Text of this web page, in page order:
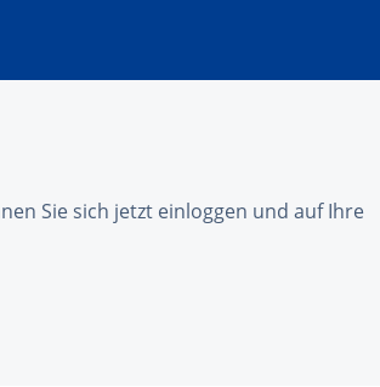
Sie sich jetzt einloggen und auf Ihre